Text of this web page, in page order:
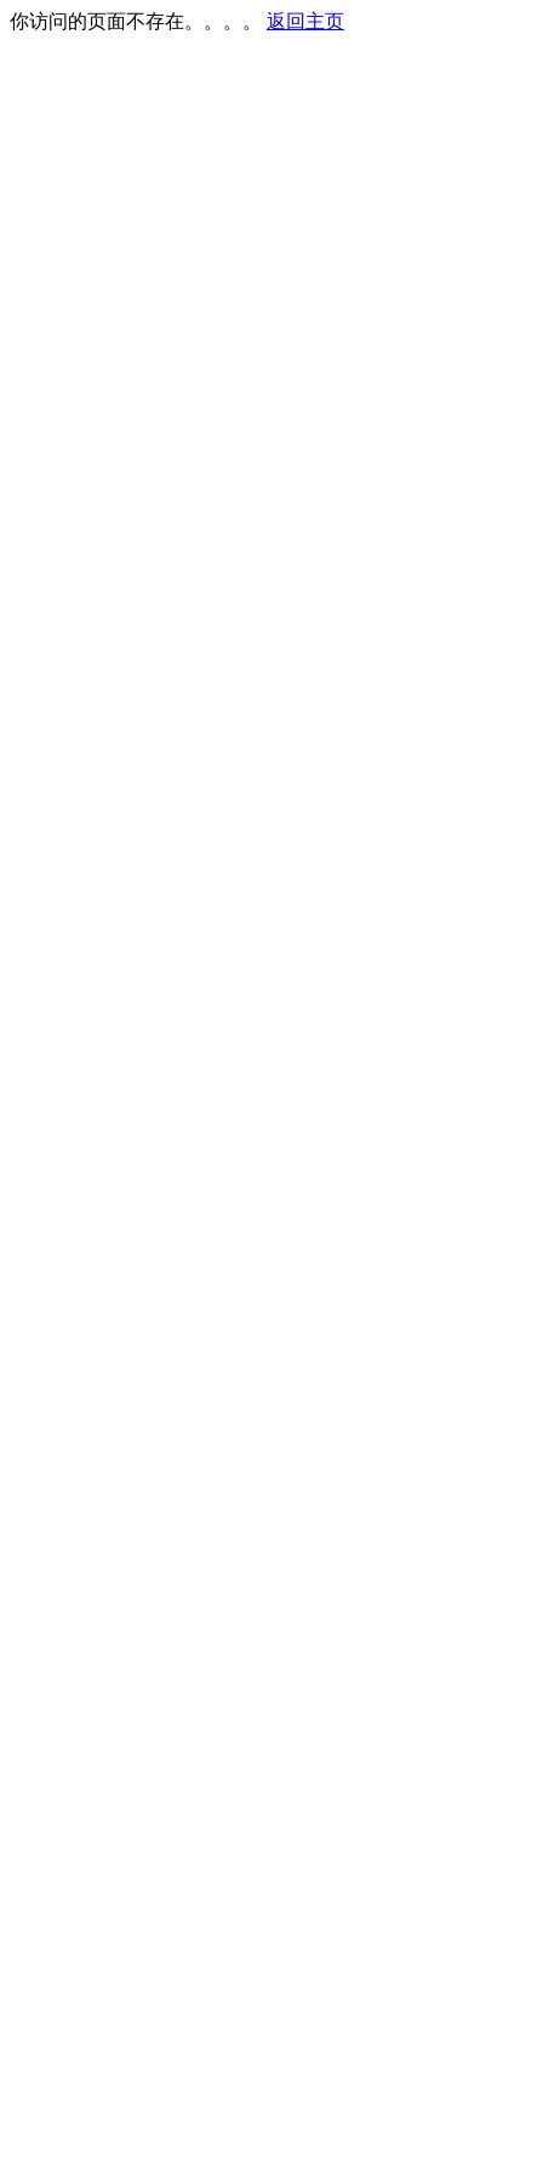
你访问的页面不存在。。。。 返回主页